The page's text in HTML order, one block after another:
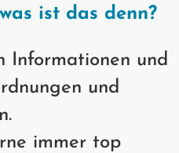
ist das denn?
Informationen und
und
immer top